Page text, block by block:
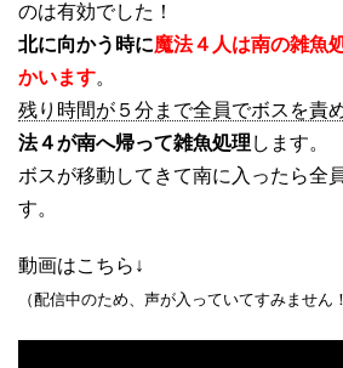
のは有効でした！
北に向かう時に魔法４人は南の雑魚
かいます。
残り時間が５分まで全員でボスを責
法４が南へ帰って雑魚処理 します。
ボスが移動してきて南に入ったら全
す。
動画はこちら↓
（配信中のため、声が入っていてすみません